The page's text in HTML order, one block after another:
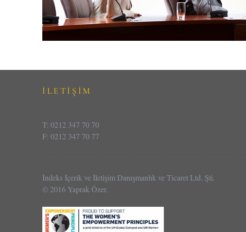
İLETİŞİM
T: 0212 347 70 70
F: 0212 347 70 77
İndeks İçerik ve İletişim Danışmanlık ve Ticaret Ltd. Şti.
© 2016 Yaprak Özer.